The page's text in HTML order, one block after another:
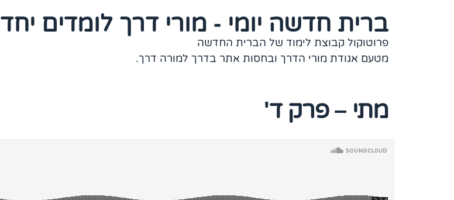
ברית חדשה יומי - מורי דרך לומדים יחד
פרוטוקול קבוצת לימוד של הברית החדשה
מטעם אגודת מורי הדרך ובחסות אתר בדרך למורה דרך.
מתי – פרק ד'